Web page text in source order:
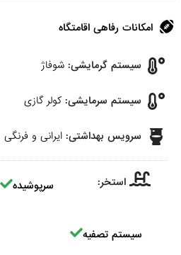
امکانات رفاهی اقامتگاه
سیستم گرمایشی: شوفاژ
سیستم سرمایشی: کولر گازی
سرویس بهداشتی: ایرانی و فرنگی
استخر: سرپوشیده
سیستم تصفیه